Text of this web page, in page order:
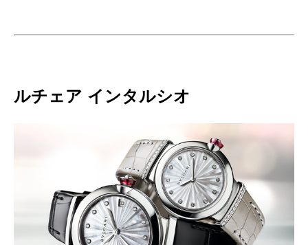
ルチェア インタルシオ